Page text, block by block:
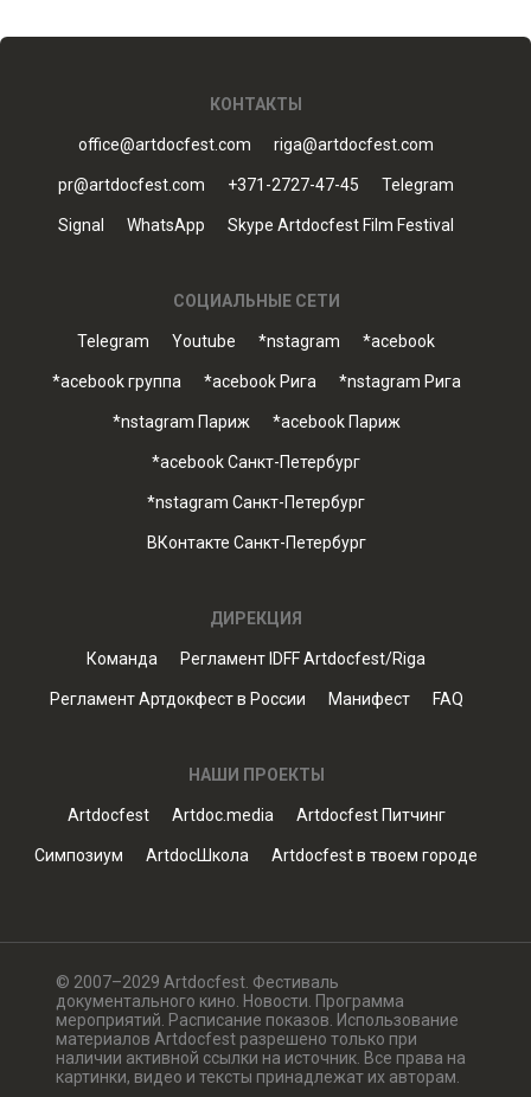
КОНТАКТЫ
office@artdocfest.com riga@artdocfest.com
pr@artdocfest.com +371-2727-47-45 Telegram
Signal WhatsApp Skype Artdocfest Film Festival
СОЦИАЛЬНЫЕ СЕТИ
Telegram Youtube *nstagram *acebook
*acebook группа *acebook Рига *nstagram Рига
*nstagram Париж *acebook Париж
*acebook Санкт-Петербург
*nstagram Санкт-Петербург
ВКонтакте Санкт-Петербург
ДИРЕКЦИЯ
Команда Регламент IDFF Artdocfest/Riga
Регламент Артдокфест в России Манифест FAQ
НАШИ ПРОЕКТЫ
Artdocfest Artdoc.media Artdocfest Питчинг
Симпозиум ArtdocШкола Artdocfest в твоем городе
© 2007–2029 Artdocfest. Фестиваль
документального кино. Новости. Программа
мероприятий. Расписание показов. Использование
материалов Artdocfest разрешено только при
наличии активной ссылки на источник. Все права на
картинки, видео и тексты принадлежат их авторам.